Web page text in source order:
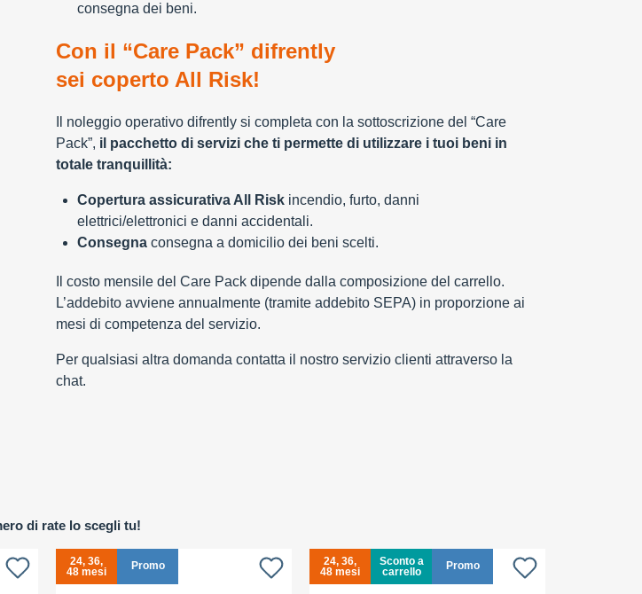
consegna dei beni.
Con il “Care Pack” difrently
sei coperto All Risk!
Il noleggio operativo difrently si completa con la sottoscrizione del “Care
Pack”, il pacchetto di servizi che ti permette di utilizzare i tuoi beni in
totale tranquillità:
Copertura assicurativa All Riskincendio, furto, danni
elettrici/elettronici e danni accidentali.
Consegnaconsegna a domicilio dei beni scelti.
Il costo mensile del Care Pack dipende dalla composizione del carrello.
L’addebito avviene annualmente (tramite addebito SEPA) in proporzione ai
mesi di competenza del servizio.
Per qualsiasi altra domanda contatta il nostro servizio clienti attraverso la
chat.
di rate lo scegli tu!
24, 36,
48 mesi
Promo
24, 36,
48 mesi
Sconto a
carrello
Promo